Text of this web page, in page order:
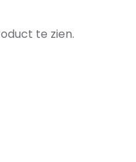
te zien.